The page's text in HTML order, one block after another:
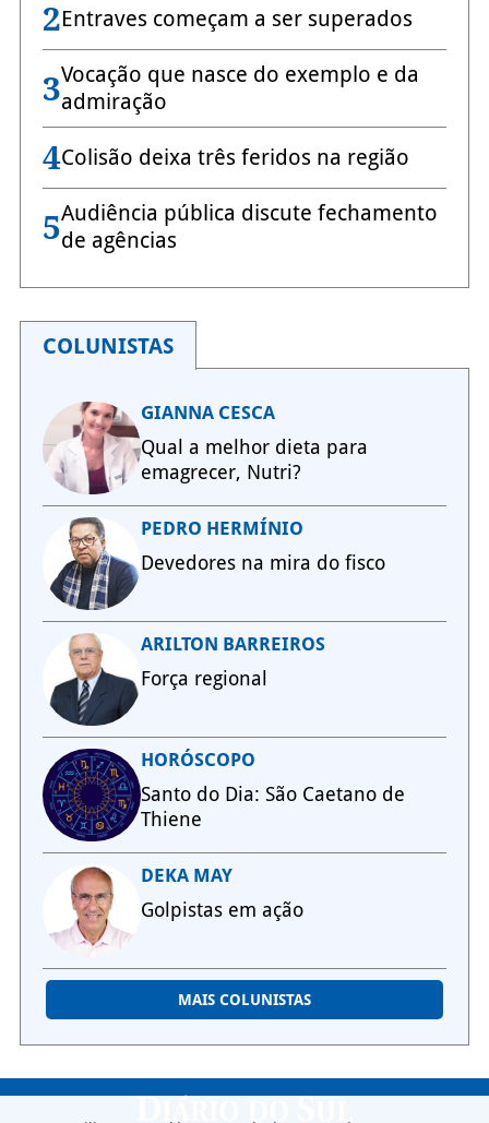
2Entraves começam a ser superados
3Vocação que nasce do exemplo e da
admiração
4Colisão deixa três feridos na região
5Audiência pública discute fechamento
de agências
COLUNISTAS
GIANNA CESCA
Qual a melhor dieta para
emagrecer, Nutri?
PEDRO HERMÍNIO
Devedores na mira do fisco
ARILTON BARREIROS
Força regional
HORÓSCOPO
Santo do Dia: São Caetano de
Thiene
DEKA MAY
Golpistas em ação
MAIS COLUNISTAS